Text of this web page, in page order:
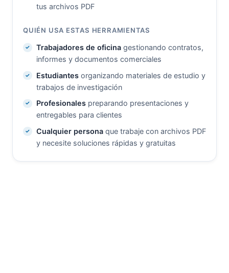
tus archivos PDF
QUIÉN USA ESTAS HERRAMIENTAS
Trabajadores de oficinagestionando contratos,
informes y documentos comerciales
Estudiantesorganizando materiales de estudio y
trabajos de investigación
Profesionalespreparando presentaciones y
entregables para clientes
Cualquier personaque trabaje con archivos PDF
y necesite soluciones rápidas y gratuitas